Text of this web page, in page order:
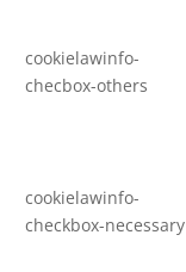
cookielawinfo-
checbox-others
cookielawinfo-
checkbox-necessary